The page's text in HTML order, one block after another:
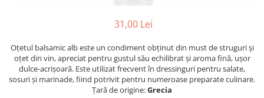
REMEDII NATURISTE
TOATE PRODUSELE
31,00 Lei
Oțetul balsamic alb este un condiment obținut din must de struguri și
oțet din vin, apreciat pentru gustul său echilibrat și aroma fină, ușor
dulce-acrișoară. Este utilizat frecvent în dressinguri pentru salate,
sosuri și marinade, fiind potrivit pentru numeroase preparate culinare.
Țară de origine:Grecia